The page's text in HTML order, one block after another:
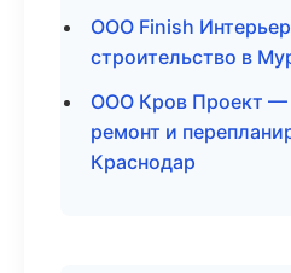
ООО Finish
строительство в
ООО Кров Проект —
ремонт и
Краснодар